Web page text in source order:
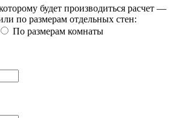
будет производиться расчет —
по размерам отдельных стен:
По размерам комнаты